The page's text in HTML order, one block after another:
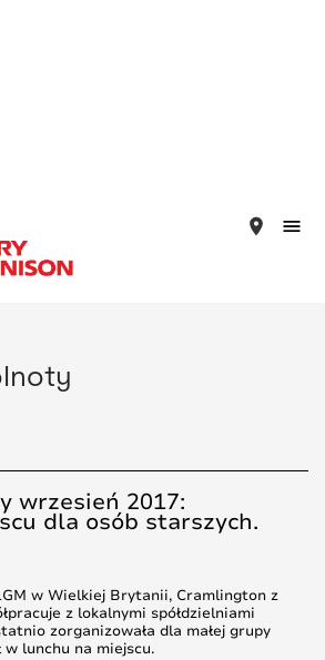
place
wrzesień 2017:
dla osób starszych.
w Wielkiej Brytanii, Cramlington z
z lokalnymi spółdzielniami
zorganizowała dla małej grupy
lunchu na miejscu.